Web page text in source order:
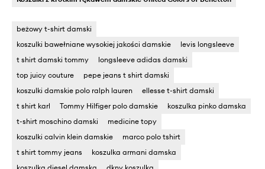
beżowy t-shirt damski
koszulki bawełniane wysokiej jakości damskie
levis longsleeve
t shirt damski tommy
longsleeve adidas damski
top juicy couture
pepe jeans t shirt damski
koszulki damskie polo ralph lauren
ellesse t-shirt damski
t shirt karl
Tommy Hilfiger polo damskie
koszulka pinko damska
t-shirt moschino damski
medicine topy
koszulki calvin klein damskie
marco polo tshirt
t shirt tommy jeans
koszulka armani damska